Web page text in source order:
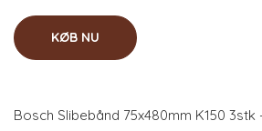
KØB NU
Bosch Slibebånd 75x480mm K150 3stk